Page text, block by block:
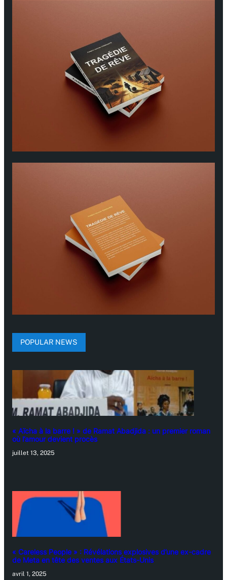
POPULAR NEWS
« Aïcha à la barre ! » de Ramat Abadjida : un premier roman
où l’amour devient procès
juillet 13, 2025
« Careless People » : Révélations explosives d’une ex-cadre
de Meta en tête des ventes aux États-Unis
avril 1, 2025